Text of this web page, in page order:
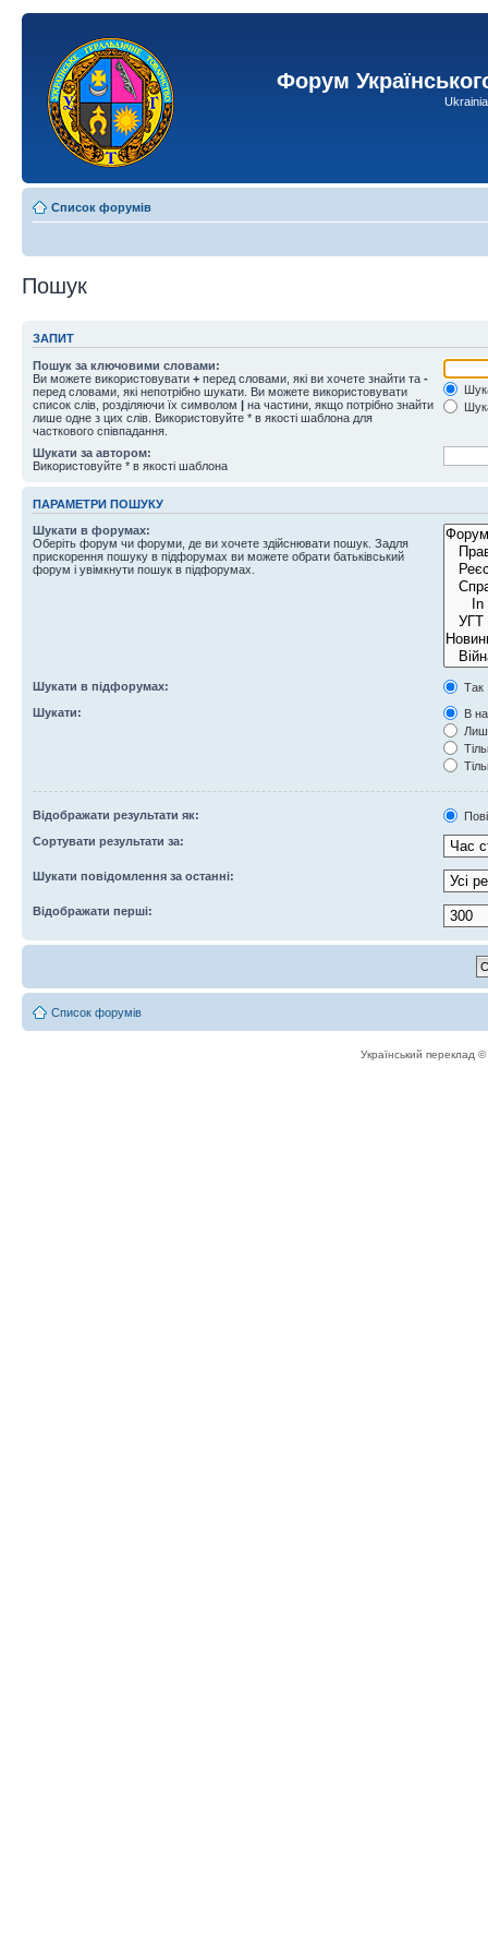
Форум
Список форумів
Пошук
ЗАПИТ
Пошук за ключовими словами:
Ви можете використовувати + перед словами, які ви хочете знайти та -
перед словами, які непотрібно шукати. Ви можете використовувати
список слів, розділяючи їх символом | на частини, якщо потрібно знайти
лише одне з цих слів. Використовуйте * в якості шаблона для
часткового співпадання.
Шукати за автором:
Використовуйте * в якості шаблона
ПАРАМЕТРИ ПОШУКУ
Шукати в форумах:
Оберіть форум чи форуми, де ви хочете здійснювати пошук. Задля
прискорення пошуку в підфорумах ви можете обрати батьківський
форум і увімкнути пошук в підфорумах.
Шукати в підфорумах:
Так
Шукати:
В
Відображати результати як:
Сортувати результати за:
Шукати повідомлення за останні:
Відображати перші:
Список форумів
Український переклад